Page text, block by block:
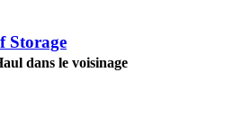
Storage
dans le voisinage